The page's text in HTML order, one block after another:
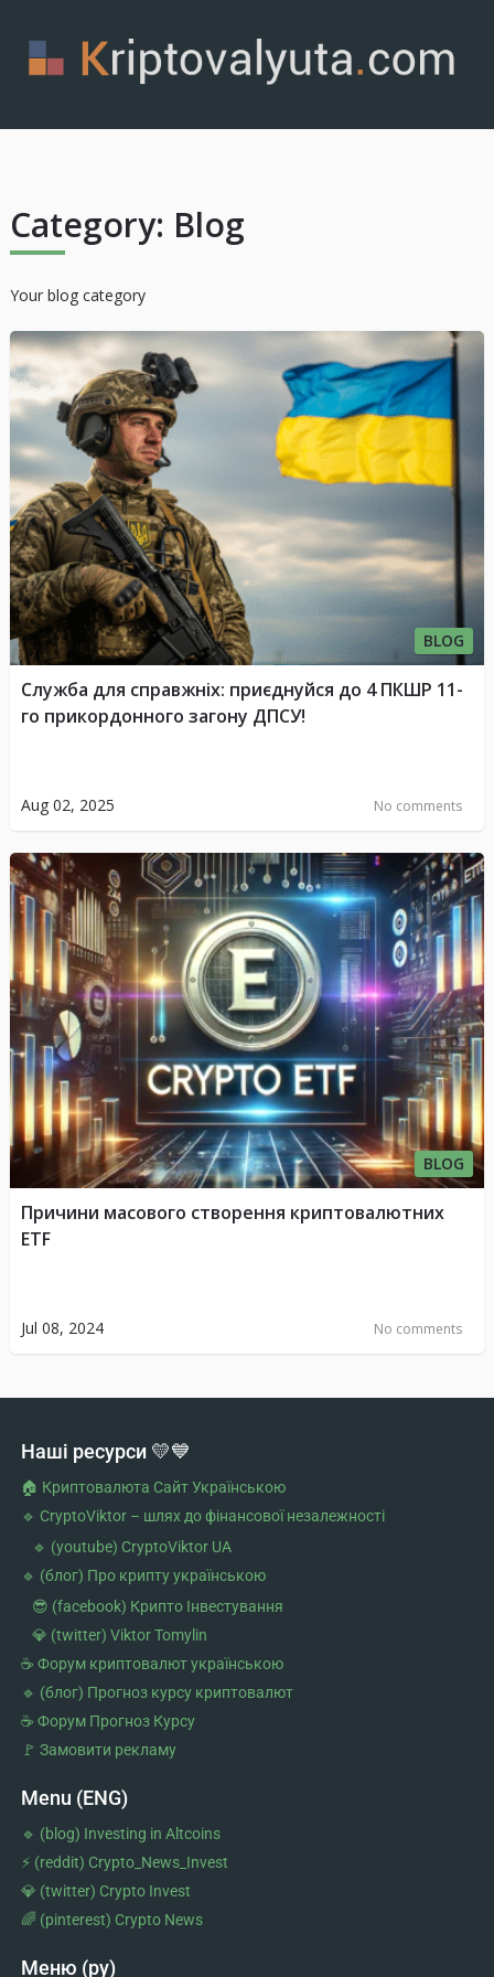
Category: Blog
Your blog category
BLOG
Aug 02, 2025 No comments
Служба для справжніх: приєднуйся до 4 ПКШР 11-
го прикордонного загону ДПСУ!
BLOG
Jul 08, 2024 No comments
Причини масового створення криптовалютних
ETF
Наші ресурси 💛💙
🏠 Криптовалюта Cайт Українською
🔹 CryptoViktor – шлях до фінансової незалежності
🔹 (youtube) CryptoViktor UA
🔹 (блог) Про крипту українською
😎 (facebook) Крипто Iнвестування
💎 (twitter) Viktor Tomylin
☕ Форум криптовалют українською
🔹 (блог) Прогноз курсу криптовалют
☕ Форум Прогноз Курсу
🚩 Замовити рекламу
Menu (ENG)
🔹 (blog) Investing in Altcoins
⚡ (reddit) Crypto_News_Invest
💎 (twitter) Crypto Invest
🌈 (pinterest) Crypto News
Меню (ру)